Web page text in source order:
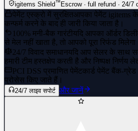
igitems Shield™ Escrow · full refund · 24/7
पेमेंट एस्क्रो में सुरक्षितआपका पेमेंट igitems के
कन्फर्म करने के बाद ही जारी किया जाता है।
100% मनी-बैक गारंटीयदि आपका ऑर्डर
से मेल नहीं खाता है, तो आपको पूरा रिफंड
24/7 विवाद समाधानयदि आप सेलर के साथ
हमारी टीम हस्तक्षेप करती है और निष्पक्ष निर्णय
PCI DSS प्रमाणित पेमेंटकार्ड पेमेंट बैंक-ग्रेड
प्रोसेस किए जाते हैं।
24/7 लाइव सपोर्ट और जानें